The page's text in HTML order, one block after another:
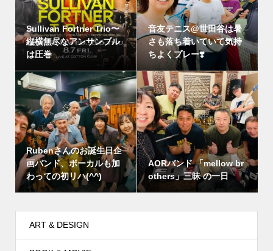
Sullivan Fortner Trio〜
縦横無尽なアンサンブル
は圧巻
音友テニス@世田谷は暑
さも落ち着いていて気持
ちよくプレー❣️
Rubenさんのお誕生日企
画バンド、ボーカルも加
わっての初リハ(^^)
AORバンド 「mellow br
others」三昧 の一日
ART & DESIGN